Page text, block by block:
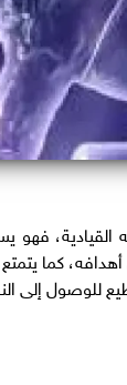
فهو
كما
للوصول إلى